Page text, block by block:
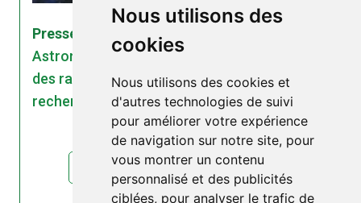
Nous utilisons des
cookies
Nous utilisons des cookies et
d'autres technologies de suivi
pour améliorer votre expérience
de navigation sur notre site, pour
vous montrer un contenu
personnalisé et des publicités
ciblées, pour analyser le trafic de
Presse écrite | 28/11/2023
Astronomie. Les satellites Starlink diffusent
des rayonnements qui perturbent la
recherche
lire l'article : Astronomie. Les satellites...